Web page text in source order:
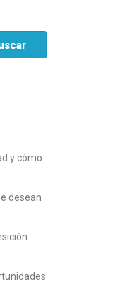
y cómo
desean